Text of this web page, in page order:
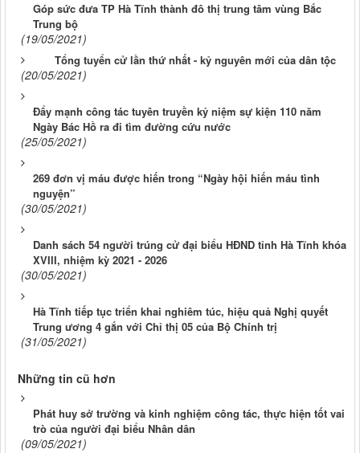
Góp sức đưa TP Hà Tĩnh thành đô thị trung tâm vùng Bắc
Trung bộ
(19/05/2021)
Tổng tuyển cử lần thứ nhất - kỷ nguyên mới của dân tộc
(20/05/2021)
Đẩy mạnh công tác tuyên truyền kỷ niệm sự kiện 110 năm
Ngày Bác Hồ ra đi tìm đường cứu nước
(25/05/2021)
269 đơn vị máu được hiến trong “Ngày hội hiến máu tình
nguyện”
(30/05/2021)
Danh sách 54 người trúng cử đại biểu HĐND tỉnh Hà Tĩnh khóa
XVIII, nhiệm kỳ 2021 - 2026
(30/05/2021)
Hà Tĩnh tiếp tục triển khai nghiêm túc, hiệu quả Nghị quyết
Trung ương 4 gắn với Chỉ thị 05 của Bộ Chính trị
(31/05/2021)
Những tin cũ hơn
Phát huy sở trường và kinh nghiệm công tác, thực hiện tốt vai
trò của người đại biểu Nhân dân
(09/05/2021)